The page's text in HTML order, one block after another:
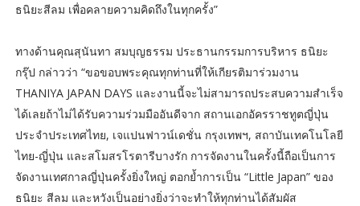
ธนิยะสีลม เพื่อคลายความคิดถึงในทุกครั้ง”
ทางด้านคุณสุนันทา สมบุญธรรม ประธานกรรมการบริหาร ธนิยะ
กรุ๊ป กล่าวว่า “ขอขอบพระคุณทุกท่านที่ให้เกียรติมาร่วมงาน
THANIYA JAPAN DAYS และงานนี้จะไม่สามารถประสบความสำเร็จ
ได้เลยถ้าไม่ได้รับความร่วมมืออันดีจาก สถานเอกอัครราชทูตญี่ปุ่น
ประจำประเทศไทย, เจแปนฟาวน์เดชั่น กรุงเทพฯ, สถาบันเทคโนโลยี
ไทย-ญี่ปุ่น และสโมสรโรตารีบางรัก การจัดงานในครั้งนี้ถือเป็นการ
จัดงานเทศกาลญี่ปุ่นครั้งยิ่งใหญ่ ตอกย้ำการเป็น “Little Japan” ของ
ธนิยะ สีลม และหวังเป็นอย่างยิ่งว่าจะทำให้ทุกท่านได้สัมผัส